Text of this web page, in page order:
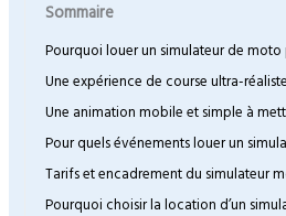
Sommaire
Pourquoi louer un simulateur de
Une expérience de course ultra-réaliste
Une animation mobile et simple à
Pour quels événements louer un
Tarifs et encadrement du simulateur
Pourquoi choisir la location d’un